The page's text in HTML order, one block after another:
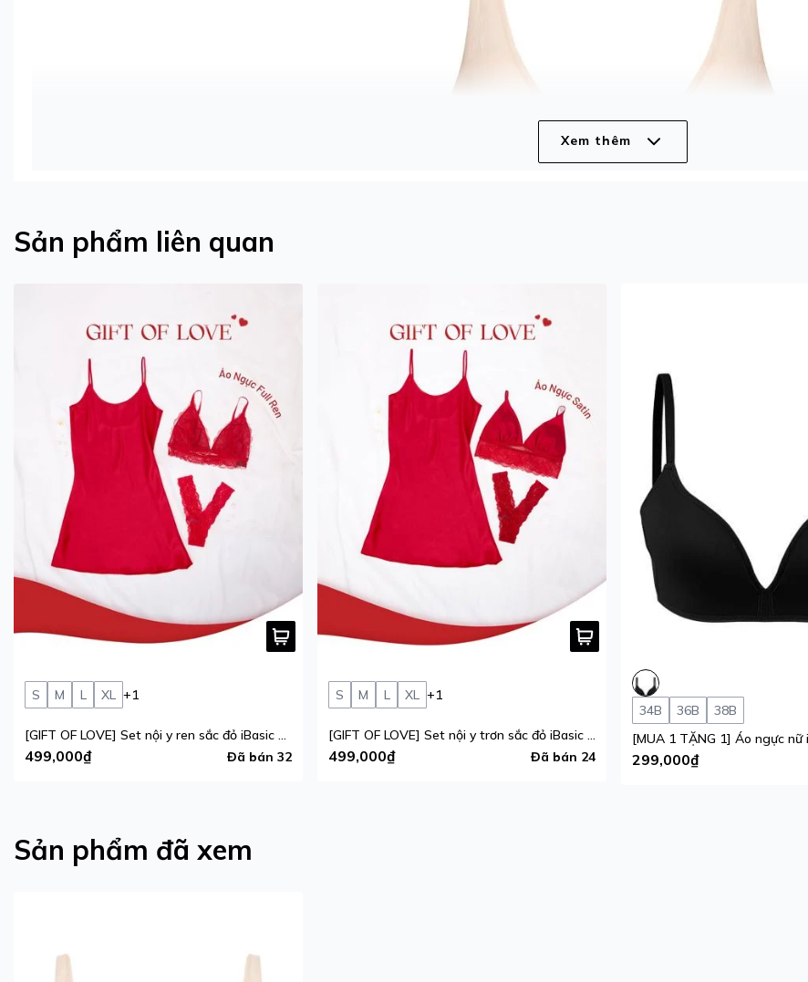
Xem thêm
Sản phẩm liên quan
S M L XL +1
[GIFT OF LOVE] Set nội y ren sắc đỏ iBasic phiên bản giới hạn
499,000₫ Đã bán 32
S M L XL +1
[GIFT OF LOVE] Set nội y trơn sắc đỏ iBasic phiên bản giới hạn
499,000₫ Đã bán 24
34B 36B
38B
299,000₫
Sản phẩm đã xem